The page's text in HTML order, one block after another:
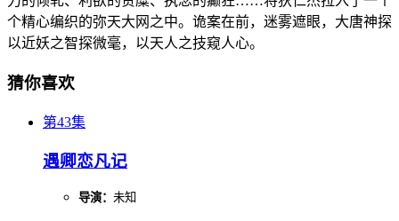
个精心编织的弥天大网之中。诡案在前，迷雾遮眼，大唐神探
以近妖之智探微毫，以天人之技窥人心。
猜你喜欢
第43集
遇卿恋凡记
导演： 未知